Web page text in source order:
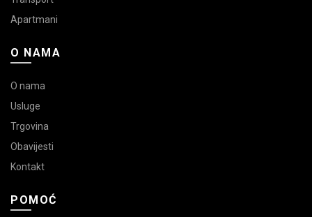
Apartmani
O NAMA
O nama
Usluge
Trgovina
Obavijesti
Kontakt
POMOĆ